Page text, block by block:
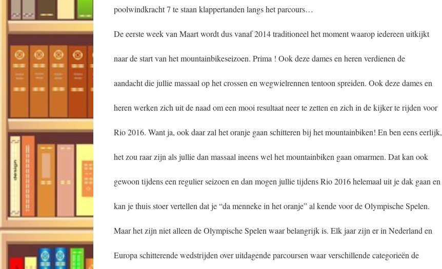
poolwindkracht 7 te staan klappertanden langs het parcours…
De eerste week van Maart wordt dus vanaf 2014 traditioneel het moment waarop iedereen uitkijkt
naar de start van het mountainbikeseizoen. Prima ! Ook deze dames en heren verdienen de
aandacht die jullie massaal op het crossen en wegwielrennen tentoon spreiden. Ook deze dames en
heren werken zich uit de naad om een mooi resultaat neer te zetten en zich in de kijker te rijden voor
Rio 2016. Want ja, ook daar zal het oranje gaan schitteren bij het mountainbiken! En ben eens eerlijk,
het zou raar zijn als jullie dan massaal ineens wel het mountainbiken gaan omarmen. Dat kan ook
gewoon tijdens een regulier seizoen en dan mogen jullie tijdens Rio 2016 helemaal uit je dak gaan en
kan je thuis stoer vertellen dat je “da menneke in het oranje” al kende voor de Olympische Spelen.
Maar het zijn niet alleen de Olympische Spelen waar belangrijk is. Elk jaar zijn er in Nederland en
Europa schitterende wedstrijden over uitdagende parcoursen waar verschillende categorieën de